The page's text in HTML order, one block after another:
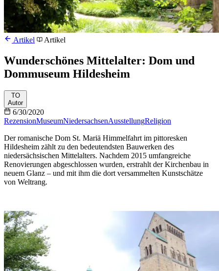
Artikel Artikel
Wunderschönes Mittelalter: Dom und
Dommuseum Hildesheim
TO
Autor
6/30/2020
RezensionMuseumNiedersachsenAusstellungReligion
Der romanische Dom St. Mariä Himmelfahrt im pittoresken
Hildesheim zählt zu den bedeutendsten Bauwerken des
niedersächsischen Mittelalters. Nachdem 2015 umfangreiche
Renovierungen abgeschlossen wurden, erstrahlt der Kirchenbau in
neuem Glanz – und mit ihm die dort versammelten Kunstschätze
von Weltrang.